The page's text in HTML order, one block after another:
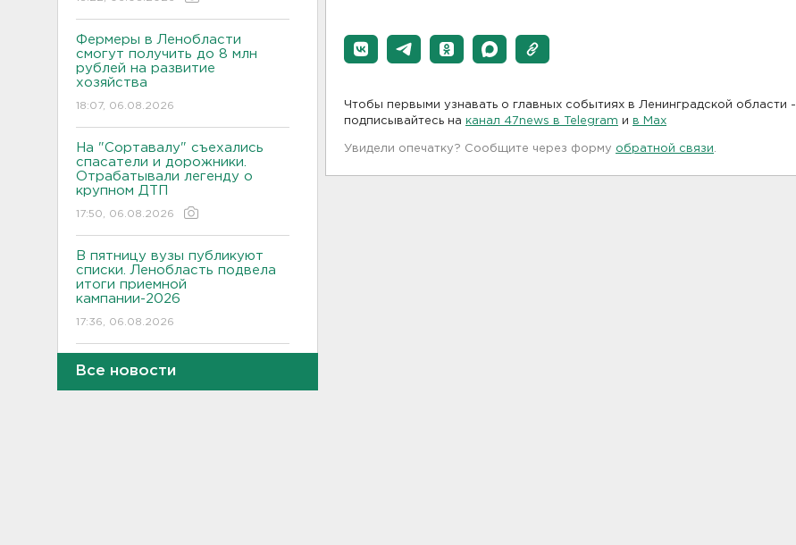
Фермеры в Ленобласти
смогут получить до 8 млн
рублей на развитие
хозяйства
18:07, 06.08.2026
На "Сортавалу" съехались
спасатели и дорожники.
Отрабатывали легенду о
крупном ДТП
17:50, 06.08.2026
В пятницу вузы публикуют
списки. Ленобласть подвела
итоги приемной
кампании-2026
17:36, 06.08.2026
Руководителя ячейки
мормонов из Выборга
задержали за
Все новости
Чтобы первыми узнавать о главных событиях в Ленинградской области -
подписывайтесь на канал 47news в Telegram и в Maх
Увидели опечатку? Сообщите через форму обратной связи